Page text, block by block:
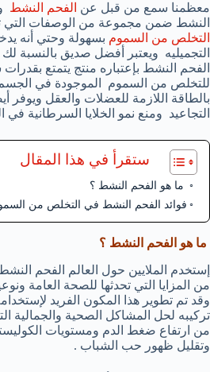
معظمنا سمع من قبل عن الفحم النشط
النشط ضمن مجموعة من الوصفات التي
التخلص من السموم بسهولة وحتي أنه
التجميليه ويعتبر أفضل صديق بالنسبة
الفحم النشط بإعتباره منتج يتمتع بقدرات
للتخلص من السموم الموجودة في
بالطاقة اللازمة للعضلات والعقل
التجاعيد ومنع نمو الخلايا السرطانية
ستقرأ في هذا المقال
ما هو الفحم النشط ؟
فوائد الفحم النشط في التخلص من
ما هو الفحم النشط ؟
إستخدم الملايين حول العالم الفحم النشط
من المزايا التي تحدثها للصحة العامة
وقد تم تطوير هذا المكون الفريد
تركيبه لحل المشاكل الصحية والجمالية
من ارتفاع ضغط الدم ومستويات
وتقليل ظهور حب الشباب .